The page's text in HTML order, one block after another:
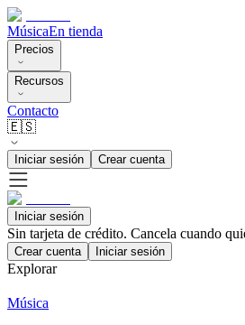
MúsicaEn tienda
Precios
Recursos
Contacto
🇪🇸
Iniciar sesión Crear cuenta
Iniciar sesión
Sin tarjeta de crédito. Cancela cuando
Crear cuenta Iniciar sesión
Explorar
Música